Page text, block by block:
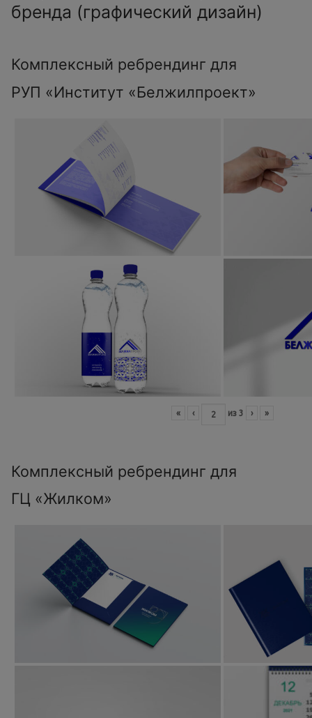
бренда (графический дизайн)
Комплексный ребрендинг для
РУП «Институт «Белжилпроект»
« ‹ из 3 › »
Комплексный ребрендинг для
ГЦ «Жилком»